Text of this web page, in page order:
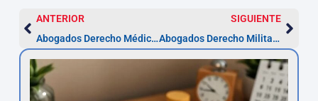
ANTERIOR
Abogados Derecho Médico y Sanitario en Almería
SIGUIENTE
Abogados Derecho Militar en Almería | Asesor.Legal